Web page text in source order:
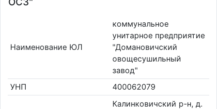
Наименование ЮЛ
коммунальное
унитарное предприятие
"Домановичский
овощесушильный
завод"
УНП
400062079
Калинковичский р-н, д.